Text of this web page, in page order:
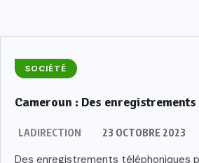
SOCIÉTÉ
Cameroun : Des
LADIRECTION 23 OCTOBRE 2023
Des enregistrements téléphoniques